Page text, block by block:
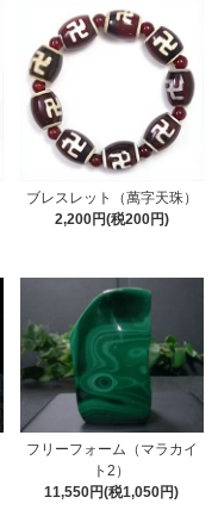
ブレスレット（萬字天珠）
2,200円(税200円)
フリーフォーム（マラカイ
ト2）
11,550円(税1,050円)